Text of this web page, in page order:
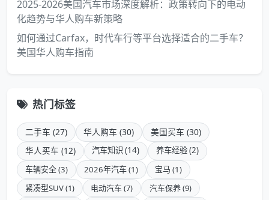
2025-2026美国汽车市场深度解析：政策转向下的电动
化趋势与华人购车新策略
如何通过Carfax，时代车行等平台选择适合的二手车？
美国华人购车指南
热门标签
二手车 (27) 华人购车 (30)
美国买车 (30)
华人买车 (12)
汽车知识 (14)
养车经验 (2)
车辆安全 (3)
2026年汽车 (1)
宝马 (1)
紧凑型SUV (1)
电动汽车 (7)
汽车保养 (9)